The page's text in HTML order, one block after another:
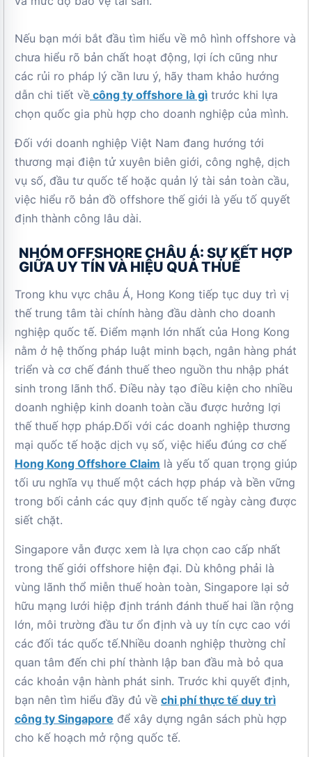
Nếu bạn mới bắt đầu tìm hiểu về mô hình offshore và
chưa hiểu rõ bản chất hoạt động, lợi ích cũng như
các rủi ro pháp lý cần lưu ý, hãy tham khảo hướng
dẫn chi tiết về công ty offshore là gì trước khi lựa
chọn quốc gia phù hợp cho doanh nghiệp của mình.
Đối với doanh nghiệp Việt Nam đang hướng tới
thương mại điện tử xuyên biên giới, công nghệ, dịch
vụ số, đầu tư quốc tế hoặc quản lý tài sản toàn cầu,
việc hiểu rõ bản đồ offshore thế giới là yếu tố quyết
định thành công lâu dài.
NHÓM OFFSHORE CHÂU Á: SỰ KẾT HỢP
GIỮA UY TÍN VÀ HIỆU QUẢ THUẾ
Trong khu vực châu Á, Hong Kong tiếp tục duy trì vị
thế trung tâm tài chính hàng đầu dành cho doanh
nghiệp quốc tế. Điểm mạnh lớn nhất của Hong Kong
nằm ở hệ thống pháp luật minh bạch, ngân hàng phát
triển và cơ chế đánh thuế theo nguồn thu nhập phát
sinh trong lãnh thổ. Điều này tạo điều kiện cho nhiều
doanh nghiệp kinh doanh toàn cầu được hưởng lợi
thế thuế hợp pháp.Đối với các doanh nghiệp thương
mại quốc tế hoặc dịch vụ số, việc hiểu đúng cơ chế
Hong Kong Offshore Claim là yếu tố quan trọng giúp
tối ưu nghĩa vụ thuế một cách hợp pháp và bền vững
trong bối cảnh các quy định quốc tế ngày càng được
siết chặt.
Singapore vẫn được xem là lựa chọn cao cấp nhất
trong thế giới offshore hiện đại. Dù không phải là
vùng lãnh thổ miễn thuế hoàn toàn, Singapore lại sở
hữu mạng lưới hiệp định tránh đánh thuế hai lần rộng
lớn, môi trường đầu tư ổn định và uy tín cực cao với
các đối tác quốc tế.Nhiều doanh nghiệp thường chỉ
quan tâm đến chi phí thành lập ban đầu mà bỏ qua
các khoản vận hành phát sinh. Trước khi quyết định,
bạn nên tìm hiểu đầy đủ về chi phí thực tế duy trì
công ty Singapore để xây dựng ngân sách phù hợp
cho kế hoạch mở rộng quốc tế.